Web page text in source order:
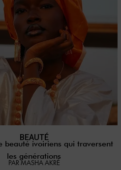
BEAUTÉ
beauté ivoiriens qui traversent
les générations
PAR MASHA AKRÉ